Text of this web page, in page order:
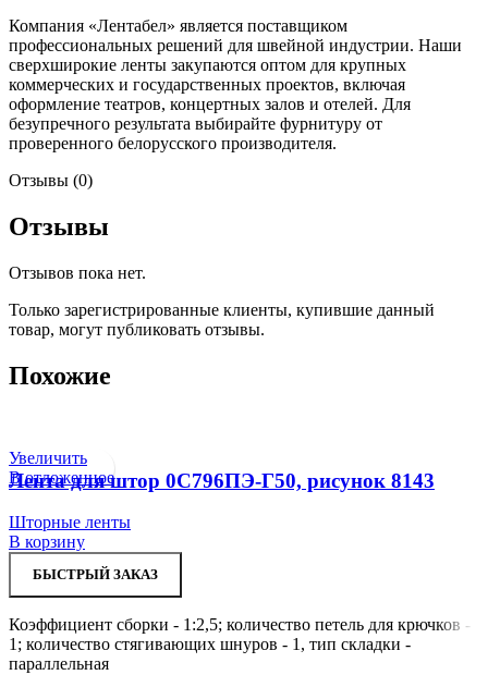
Компания «Лентабел» является поставщиком
профессиональных решений для швейной индустрии. Наши
сверхширокие ленты закупаются оптом для крупных
коммерческих и государственных проектов, включая
оформление театров, концертных залов и отелей. Для
безупречного результата выбирайте фурнитуру от
проверенного белорусского производителя.
Отзывы (0)
Отзывы
Отзывов пока нет.
Только зарегистрированные клиенты, купившие данный
товар, могут публиковать отзывы.
Похожие
Увеличить
В отложенное
Лента для штор 0С796ПЭ-Г50, рисунок 8143
Шторные ленты
В корзину
БЫСТРЫЙ ЗАКАЗ
Коэффициент сборки - 1:2,5; количество петель для крючков -
1; количество стягивающих шнуров - 1, тип складки -
параллельная